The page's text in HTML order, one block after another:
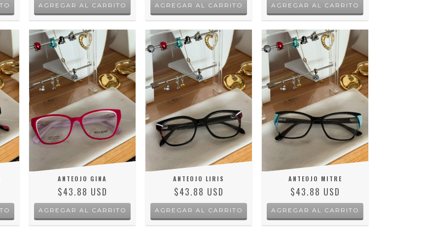
ANTEOJO GINA
$43.88 USD
ANTEOJO LIRIS
$43.88 USD
ANTEOJO MITRE
$43.88 USD